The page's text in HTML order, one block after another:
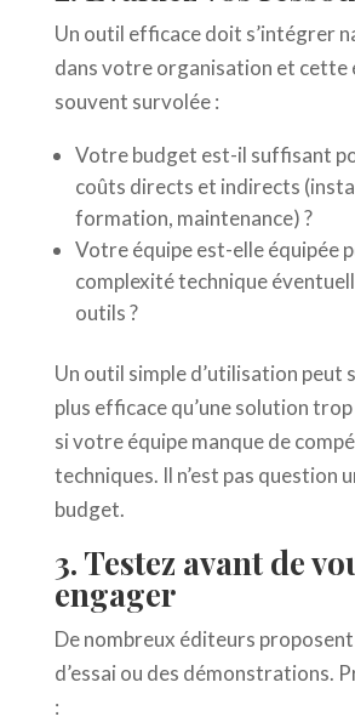
Un outil efficace doit s’intégrer
dans votre organisation et cette
souvent survolée :
Votre budget est-il suffisant
coûts directs et indirects
formation, maintenance) ?
Votre équipe est-elle équipée
complexité technique
outils ?
Un outil simple d’utilisation peut
plus efficace qu’une solution
si votre équipe manque de
techniques. Il n’est pas question
budget.
3. Testez avant de
engager
De nombreux éditeurs
d’essai ou des démonstrations.
: